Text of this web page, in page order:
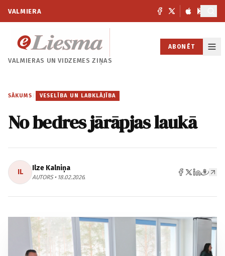
VALMIERA
VALMIERAS UNVIDZEMES ZIŅAS
ABONĒT
SĀKUMS / VESELĪBA UN LABKLĀJĪBA
No bedres jārāpjas laukā
IL Ilze Kalniņa
AUTORS • 18.02.2026.